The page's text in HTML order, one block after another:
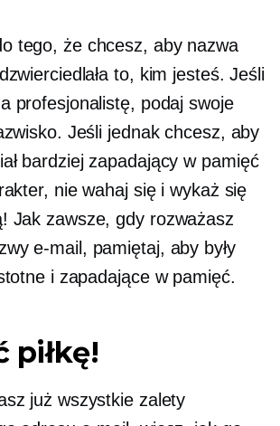
tego, że chcesz, aby nazwa
to, kim jesteś. Jeśli
profesjonalistę, podaj swoje
Jeśli jednak chcesz, aby
bardziej zapadający w pamięć
nie wahaj się i wykaż się
Jak zawsze, gdy rozważasz
e-mail, pamiętaj, aby były
i zapadające w pamięć.
piłkę!
już wszystkie zalety